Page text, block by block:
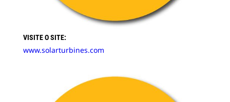
VISITE O SITE:
www.solarturbines.com